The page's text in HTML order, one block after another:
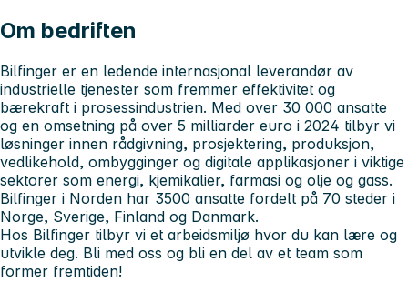
Om bedriften
Bilfinger er en ledende internasjonal leverandør av
industrielle tjenester som fremmer effektivitet og
bærekraft i prosessindustrien. Med over 30 000 ansatte
og en omsetning på over 5 milliarder euro i 2024 tilbyr vi
løsninger innen rådgivning, prosjektering, produksjon,
vedlikehold, ombygginger og digitale applikasjoner i viktige
sektorer som energi, kjemikalier, farmasi og olje og gass.
Bilfinger i Norden har 3500 ansatte fordelt på 70 steder i
Norge, Sverige, Finland og Danmark.
Hos Bilfinger tilbyr vi et arbeidsmiljø hvor du kan lære og
utvikle deg. Bli med oss og bli en del av et team som
former fremtiden!